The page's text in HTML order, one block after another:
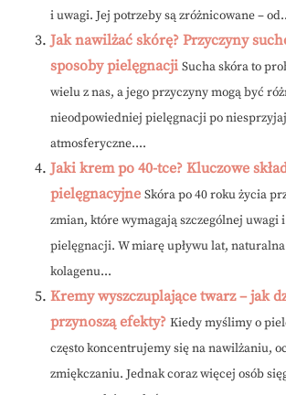
i uwagi. Jej potrzeby są zróżnicowane –
Jak nawilżać skórę? Przyczyny
sposoby pielęgnacji Sucha skóra to
wielu z nas, a jego przyczyny mogą być
nieodpowiedniej pielęgnacji po
atmosferyczne....
Jaki krem po 40-tce? Kluczowe
pielęgnacyjne Skóra po 40 roku życia
zmian, które wymagają szczególnej uwagi
pielęgnacji. W miarę upływu lat,
kolagenu...
Kremy wyszczuplające twarz – jak
przynoszą efekty? Kiedy myślimy o
często koncentrujemy się na nawilżaniu,
zmiękczaniu. Jednak coraz więcej osób